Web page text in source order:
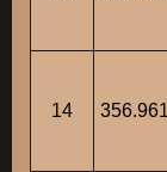
14 356.961